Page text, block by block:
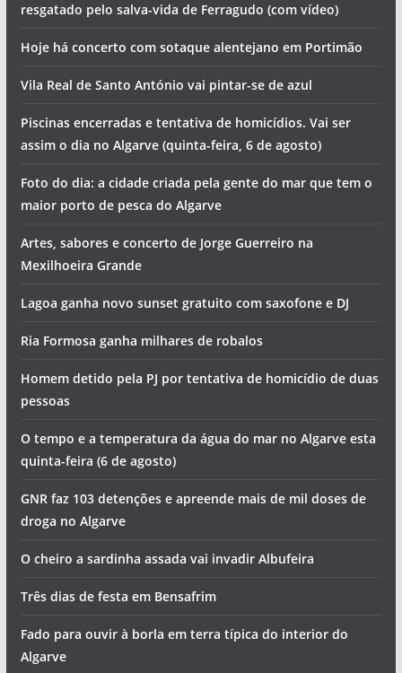
resgatado pelo salva-vida de Ferragudo (com vídeo)
Hoje há concerto com sotaque alentejano em Portimão
Vila Real de Santo António vai pintar-se de azul
Piscinas encerradas e tentativa de homicídios. Vai ser
assim o dia no Algarve (quinta-feira, 6 de agosto)
Foto do dia: a cidade criada pela gente do mar que tem o
maior porto de pesca do Algarve
Artes, sabores e concerto de Jorge Guerreiro na
Mexilhoeira Grande
Lagoa ganha novo sunset gratuito com saxofone e DJ
Ria Formosa ganha milhares de robalos
Homem detido pela PJ por tentativa de homicídio de duas
pessoas
O tempo e a temperatura da água do mar no Algarve esta
quinta-feira (6 de agosto)
GNR faz 103 detenções e apreende mais de mil doses de
droga no Algarve
O cheiro a sardinha assada vai invadir Albufeira
Três dias de festa em Bensafrim
Fado para ouvir à borla em terra típica do interior do
Algarve